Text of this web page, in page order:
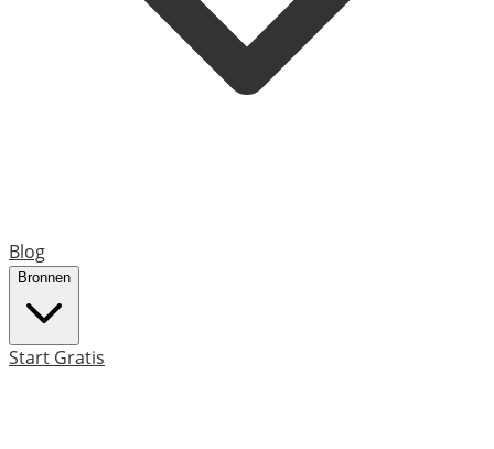
Blog
Bronnen
Start Gratis